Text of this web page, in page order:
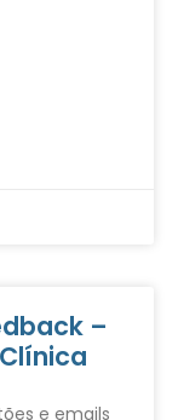
–
e emails